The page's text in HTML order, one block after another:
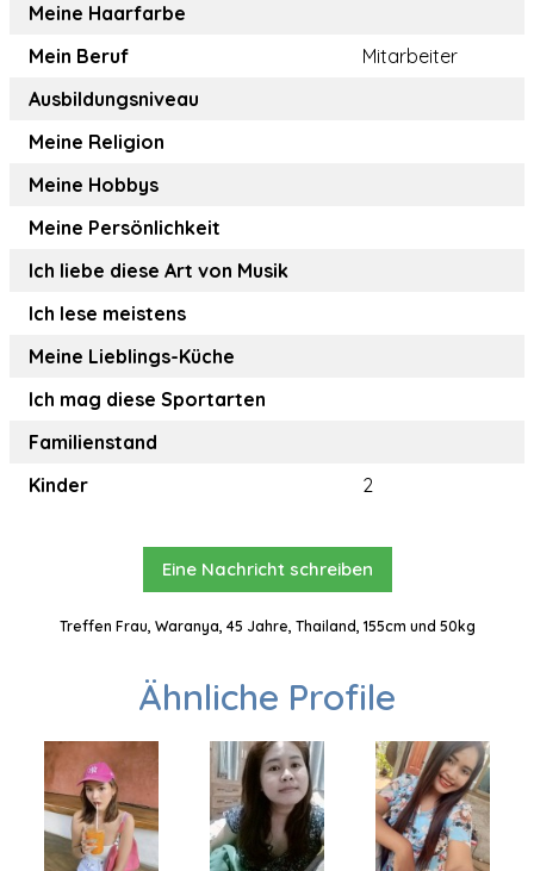
Meine Haarfarbe
Mein Beruf
Mitarbeiter
Ausbildungsniveau
Meine Religion
Meine Hobbys
Meine Persönlichkeit
Ich liebe diese Art von Musik
Ich lese meistens
Meine Lieblings-Küche
Ich mag diese Sportarten
Familienstand
Kinder
2
Eine Nachricht schreiben
Treffen Frau, Waranya, 45 Jahre, Thailand, 155cm und 50kg
Ähnliche Profile